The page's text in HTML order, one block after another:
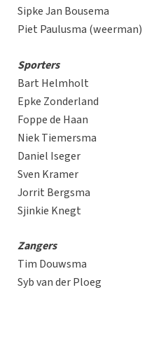
Sipke Jan Bousema
Piet Paulusma (weerman)
Sporters
Bart Helmholt
Epke Zonderland
Foppe de Haan
Niek Tiemersma
Daniel Iseger
Sven Kramer
Jorrit Bergsma
Sjinkie Knegt
Zangers
Tim Douwsma
Syb van der Ploeg